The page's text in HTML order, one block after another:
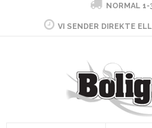
NORMAL 1-
VI SENDER DIREKTE